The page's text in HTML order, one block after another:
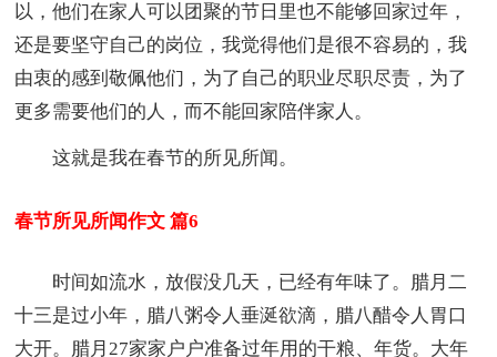
以，他们在家人可以团聚的节日里也不能够回家过年，
还是要坚守自己的岗位，我觉得他们是很不容易的，我
由衷的感到敬佩他们，为了自己的职业尽职尽责，为了
更多需要他们的人，而不能回家陪伴家人。
这就是我在春节的所见所闻。
春节所见所闻作文 篇6
时间如流水，放假没几天，已经有年味了。腊月二
十三是过小年，腊八粥令人垂涎欲滴，腊八醋令人胃口
大开。腊月27家家户户准备过年用的干粮、年货。大年